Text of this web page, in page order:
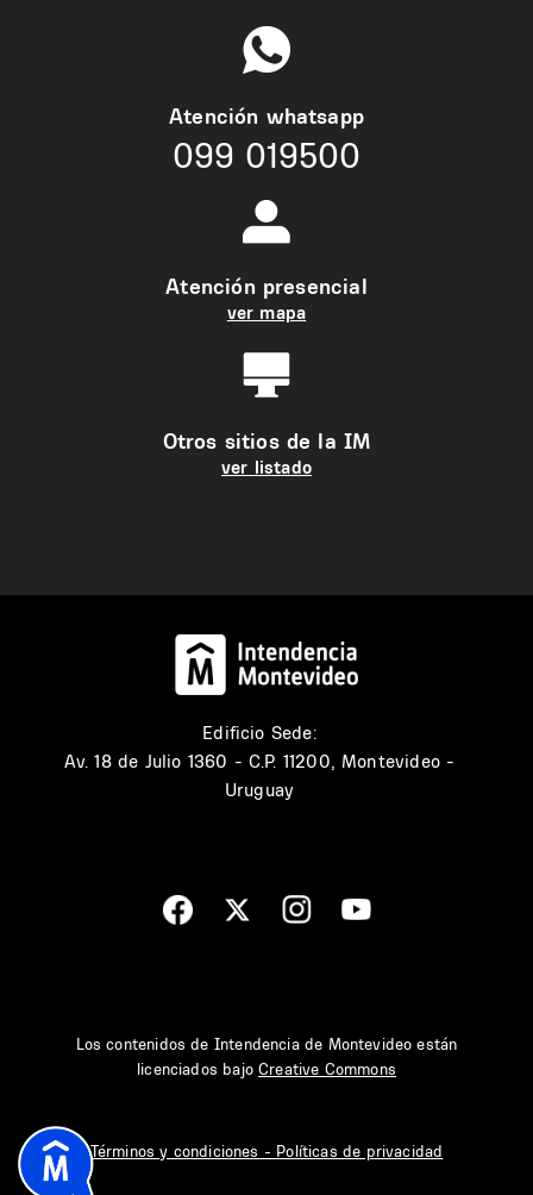
Atención whatsapp
099 019500
Atención presencial
ver mapa
Otros sitios de la IM
ver listado
Edificio Sede:
Av. 18 de Julio 1360 - C.P. 11200, Montevideo -
Uruguay
Los contenidos de Intendencia de Montevideo están
licenciados bajoCreative Commons
Términos y condiciones - Políticas de privacidad